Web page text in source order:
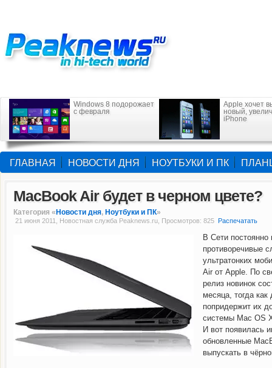
Windows 8 подорожает
с февраля
Apple хочет
новый,
iPhone
ГЛАВНАЯ НОВОСТИ ДНЯ НОУТБУКИ И ПК
MacBook Air будет в черном цвете?
Категория « Новости дня, Ноутбуки и ПК»
21 июня 2011, Новостная служба Peaknews.ru, Просмотров: 825 Распечатать
В Сети
противоречивые
ультратонких
Air от Apple. По
релиз новинок
месяца, тогда
попридержит их
системы Mac OS
И вот появилась
обновленные
выпускать в